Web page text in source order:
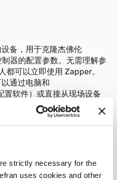
strictly necessary for the
uses cookies and other
备，用于克隆杰佛伦
器的配置参数。无需理解参
都可以立即使用 Zapper。
通过电脑和
置软件）或直接从现场设备
复制好的程序安全地保存在
另一个设备中, 做到安全无
需充电就可以使用Zapper。